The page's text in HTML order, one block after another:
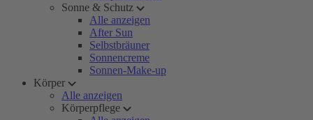
Sonne & Schutz
Alle anzeigen
After Sun
Selbstbräuner
Sonnencreme
Sonnen-Make-up
Körper
Alle anzeigen
Körperpflege